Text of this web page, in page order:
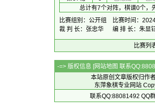
总计有7个对阵，棋谱0个，
比赛组别：公开组
比赛时间：
裁 判 长：张忠华
编 排 长：朱显
比赛列
-=> 版权信息 [网站地图 联系
本站原创文章版权归作
东萍象棋专业网站
联系QQ:88081492 QQ